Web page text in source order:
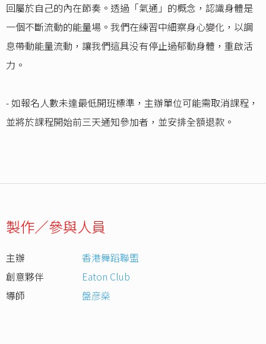
回屬於自己的內在節奏。透過「氣通」的概念，認識身體是
一個不斷流動的能量場。我們在練習中細察身心變化，以調
息帶動能量流動，讓我們這具没有停止過郁動身體，重啟活
力。
- 如報名人數未達最低開班標準，主辦單位可能需取消課程，
並將於課程開始前三天通知參加者，並安排全額退款。
製作／參與人員
主辦
香港舞蹈聯盟
創意夥伴
Eaton Club
導師
盤彦燊